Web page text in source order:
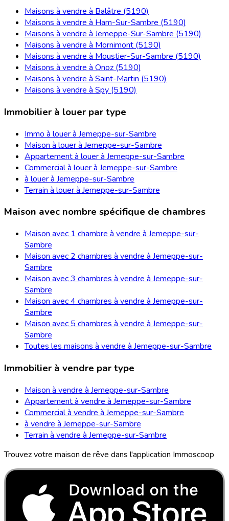
Maisons à vendre à Balâtre (5190)
Maisons à vendre à Ham-Sur-Sambre (5190)
Maisons à vendre à Jemeppe-Sur-Sambre (5190)
Maisons à vendre à Mornimont (5190)
Maisons à vendre à Moustier-Sur-Sambre (5190)
Maisons à vendre à Onoz (5190)
Maisons à vendre à Saint-Martin (5190)
Maisons à vendre à Spy (5190)
Immobilier à louer par type
Immo à louer à Jemeppe-sur-Sambre
Maison à louer à Jemeppe-sur-Sambre
Appartement à louer à Jemeppe-sur-Sambre
Commercial à louer à Jemeppe-sur-Sambre
à louer à Jemeppe-sur-Sambre
Terrain à louer à Jemeppe-sur-Sambre
Maison avec nombre spécifique de chambres
Maison avec 1 chambre à vendre à Jemeppe-sur-
Sambre
Maison avec 2 chambres à vendre à Jemeppe-sur-
Sambre
Maison avec 3 chambres à vendre à Jemeppe-sur-
Sambre
Maison avec 4 chambres à vendre à Jemeppe-sur-
Sambre
Maison avec 5 chambres à vendre à Jemeppe-sur-
Sambre
Toutes les maisons à vendre à Jemeppe-sur-Sambre
Immobilier à vendre par type
Maison à vendre à Jemeppe-sur-Sambre
Appartement à vendre à Jemeppe-sur-Sambre
Commercial à vendre à Jemeppe-sur-Sambre
à vendre à Jemeppe-sur-Sambre
Terrain à vendre à Jemeppe-sur-Sambre
Trouvez votre maison de rêve dans l'application Immoscoop